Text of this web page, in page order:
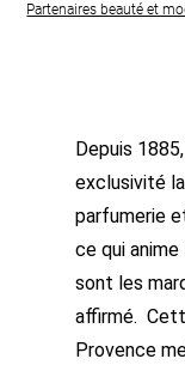
Partenaires beauté et
Depuis 1885,
exclusivité
parfumerie
ce qui
sont les
affirmé.
Provence